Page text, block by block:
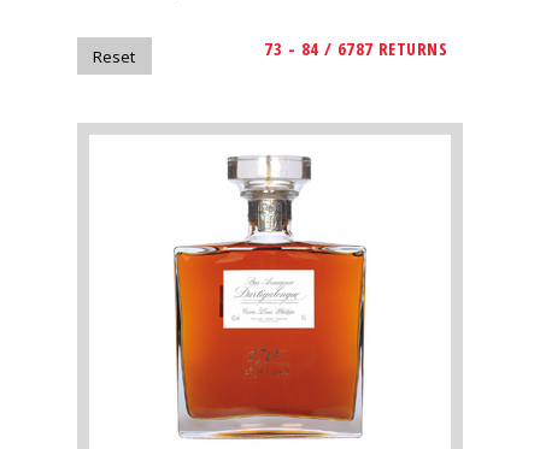
magazine
Magazine
73 - 84 / 6787 RETURNS